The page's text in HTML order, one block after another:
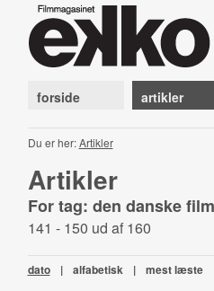
forside artikler
Du er her:Artikler
Artikler
For tag: den danske
141 - 150 ud af 160
dato | alfabetisk | mest læste